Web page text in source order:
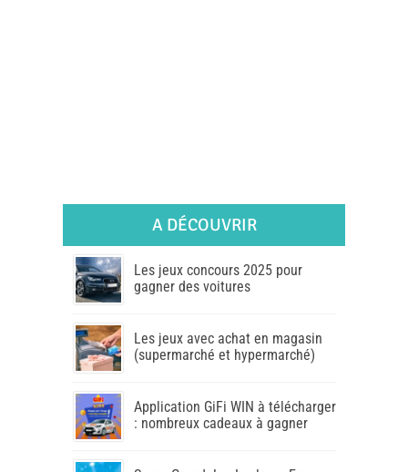
A DÉCOUVRIR
Les jeux concours 2025 pour
gagner des voitures
Les jeux avec achat en magasin
(supermarché et hypermarché)
Application GiFi WIN à télécharger
: nombreux cadeaux à gagner